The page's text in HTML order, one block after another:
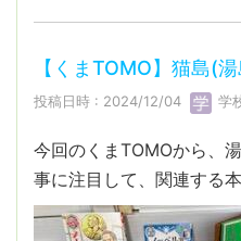
【くまTOMO】猫島(
投稿日時 : 2024/12/04 学
今回のくまTOMOから、
事に注目して、関連する